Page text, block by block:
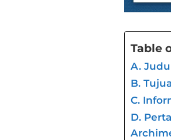
Table
A.
B.
C.
D.